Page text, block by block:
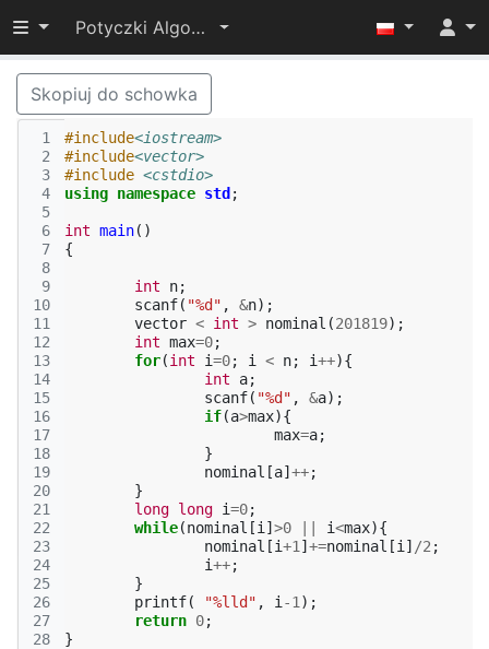
Przełącz widoczność menu
Potyczki Algorytmiczne 2017
Skopiuj do schowka
1
2
3
4
5
6
7
8
9
10
11
12
13
14
15
16
17
18
19
20
21
22
23
24
25
26
27
28
#include<iostream>
#include<vector>
#include <cstdio>
using namespace std ;
int main()
{
int n;
scanf( "%d" , &n);
vector < int > nominal (201819);
int max=0;
for(int i=0; i < n; i++){
int
a;
scanf( "%d" , &a);
if(a>max){
max=a;
}
nominal [a] ++;
}
long long i=0;
while(nominal [i ] >0 i<max){
nominal [i+1 ] +=nominal [i ] /2 ;
i++;
}
printf( "%lld" , i -1 );
return 0;
}